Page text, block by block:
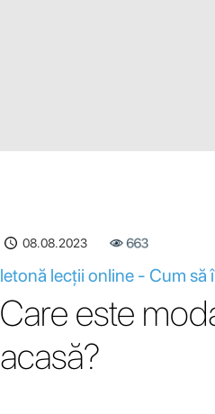
08.08.2023 663
letonă lecții online - Cum să
Care este
acasă?